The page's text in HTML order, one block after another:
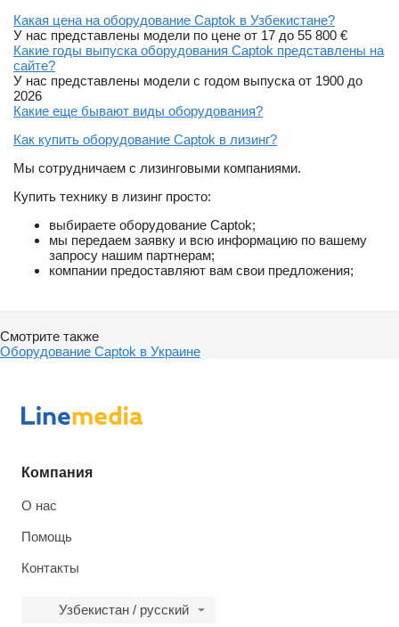
Какая цена на оборудование Captok в Узбекистане?
У нас представлены модели по цене от 17 до 55 800 €
Какие годы выпуска оборудования Captok представлены на
сайте?
У нас представлены модели с годом выпуска от 1900 до
2026
Какие еще бывают виды оборудования?
Как купить оборудование Captok в лизинг?
Мы сотрудничаем с лизинговыми компаниями.
Купить технику в лизинг просто:
выбираете оборудование Captok;
мы передаем заявку и всю информацию по вашему
запросу нашим партнерам;
компании предоставляют вам свои предложения;
Смотрите также
Оборудование Captok в Украине
Компания
О нас
Помощь
Контакты
Узбекистан / русский